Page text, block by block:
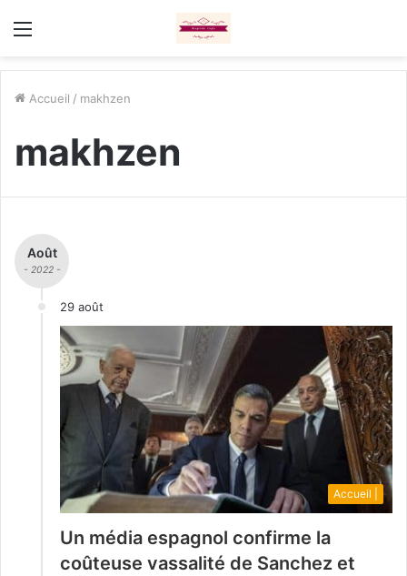
Menu
Accueil / makhzen
makhzen
Août
- 2022 -
29 août
Accueil |
Un média espagnol confirme la
coûteuse vassalité de Sanchez et